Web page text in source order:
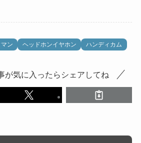
ン ヘッドホンイヤホン ハンディカム
が気に入ったらシェアしてね